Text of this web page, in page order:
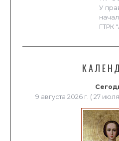
У
ГТРК
9 августа 2026 г. ( 27